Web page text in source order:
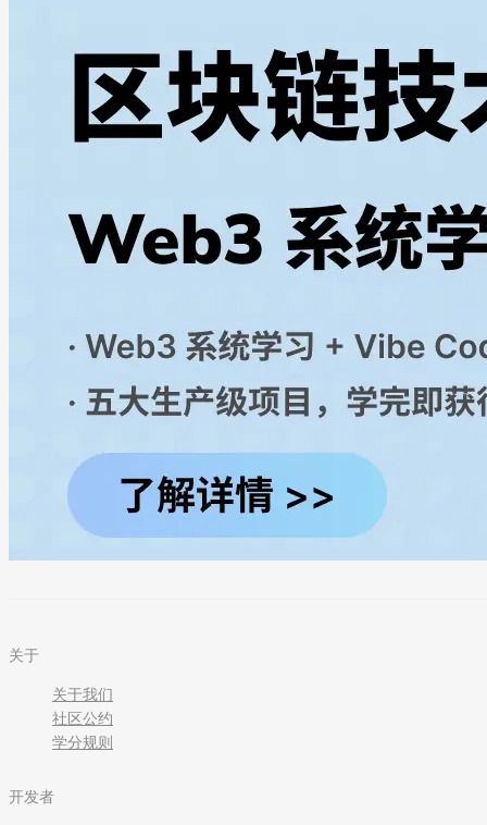
关于
关于我们
社区公约
学分规则
开发者